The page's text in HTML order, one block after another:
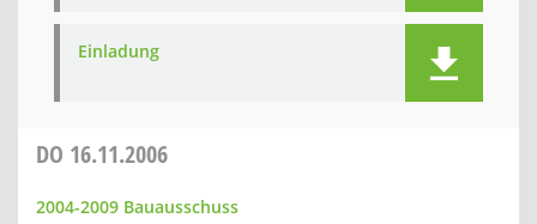
Einladung
DO 16.11.2006
2004-2009 Bauausschuss